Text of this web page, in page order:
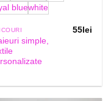
bluewhite
simple,
55lei